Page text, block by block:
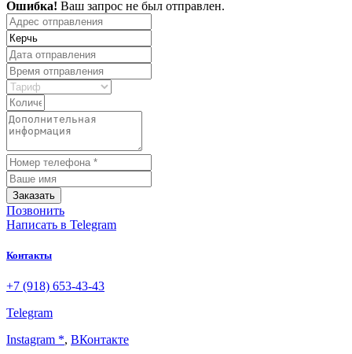
Ошибка! Ваш запрос не был отправлен.
Заказать
Позвонить
Написать в Telegram
Контакты
+7 (918) 653-43-43
Telegram
Instagram *, ВКонтакте